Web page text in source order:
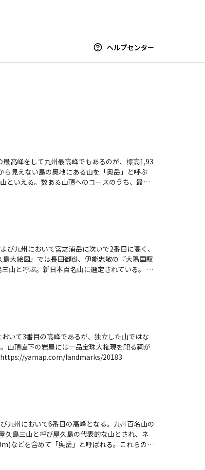
ヘルプセンター
高峰をして九州最高峰でもあるのが、標高1,93
見えない島の奥地にある山を「奥岳」と呼ぶ
といえる。数ある山頂へのコースのうち、最も
九州において宮之浦岳に次いで2番目に高く、
、永田川河口付近の永田地区は奥岳すなわち
下の岩屋には一品宝珠大権現を祀る祠があ
た。1448年（文安5年）に日増上人が布教に
屋久杉、ヤクシマシャクナゲなどが見られる。
頂西側直下にはローソク岩と呼ばれる巨岩が
一般的な登山道である。あるいは大川の滝入口
道を経て永田歩道に合流し鹿之沢小屋を経て
、桃平 (1,460m)、鹿之沢小屋 (1,550m)
。
いて3番目の高峰であるが、独立した山ではな
山頂直下の岩屋には一品宝珠大権現を祀る祠が
https://yamap.com/landmarks/20183
九州において6番目の高峰となる。九州百名山の
などを含めて「奥岳」と呼ばれる。これらのう